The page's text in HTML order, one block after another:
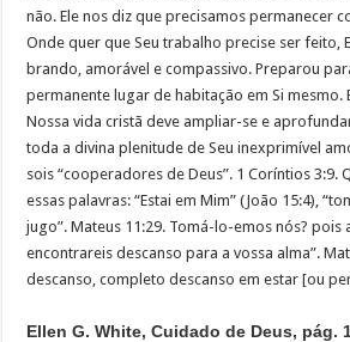
não. Ele nos diz que precisamos permanecer
Onde quer que Seu trabalho precise ser feito,
brando, amorável e compassivo. Preparou
permanente lugar de habitação em Si mesmo.
Nossa vida cristã deve ampliar-se e
toda a divina plenitude de Seu inexprimível
sois “cooperadores de Deus”. 1 Coríntios 3:9.
essas palavras: “Estai em Mim” (João 15:4),
jugo”. Mateus 11:29. Tomá-lo-emos nós? pois
encontrareis descanso para a vossa alma”.
descanso, completo descanso em estar [ou
Ellen G. White, Cuidado de Deus, pág.